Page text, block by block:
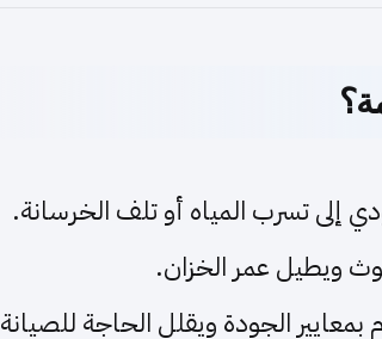
إلى تسرب المياه أو تلف الخرسانة.
ويطيل عمر الخزان.
الجودة ويقلل الحاجة للصيانة